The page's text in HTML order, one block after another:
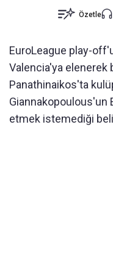
Özetle
EuroLeague play-
Valencia'ya elenerek
Panathinaikos'ta
Giannakopoulous'un
etmek istemediği